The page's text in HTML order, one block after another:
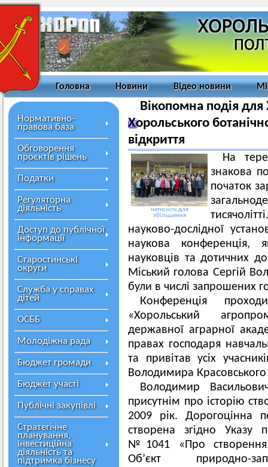
Головна Новини Відео новини
Нормативно-
правова база
Обговорення
проєктів рішень
Податки
Регуляторна
діяльність
Доступ до публічної
інформації
Старостинські
округи
Служба у справах
дітей
ОСББ
Молодіжна рада
Бюджет громади
Бюджет участі
Публічні закупівлі
Стратегічне
планування,
інвестиційна
діяльність та
підтримка бізнесу
Вікопомна подія
Хорольського
відкриття
натисніть для
збільшення
На
знакова
початок
науково-дослідної
наукова конференція,
науковців та дотичних
Міський голова Сергій
були в числі запрошених
Конференція
«Хорольський
державної аграрної
правах господаря
та привітав усіх
Володимира
Володимир
присутнім про історію
2009 рік. Дорогоцінна
створена згідно Указу
№1041 «Про створення
Об’єкт природно-